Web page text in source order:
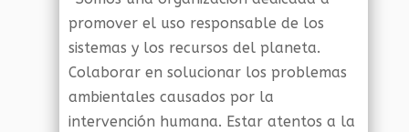
promover el uso responsable de los
sistemas y los recursos del planeta.
Colaborar en solucionar los problemas
ambientales causados por la
intervención humana. Estar atentos a la